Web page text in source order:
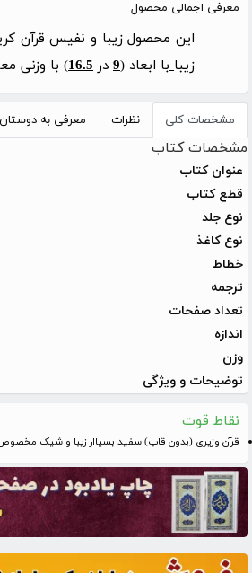
معرفی اجمالی محصول
این محصول زیبا و نفیس قرآن
زیبا با ابعاد (9 در 16.5) با وزنی
مشخصات کلی نظرات معرفی به دوستان
مشخصات کتاب
عنوان کتاب
قطع کتاب
نوع جلد
نوع کاغذ
خطاط
ترجمه
تعداد صفحات
اندازه
وزن
توضیحات و ویژگی
نقاط قوت
قرآن وزیری (بدون قاب) سفید بسیاار زیبا و شیک